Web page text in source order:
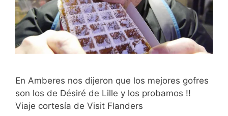
En Amberes nos dijeron que los mejores gofres
son los de Désiré de Lille y los probamos !!
Viaje cortesía de Visit Flanders